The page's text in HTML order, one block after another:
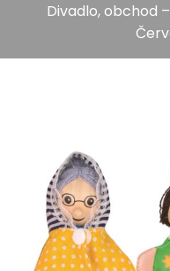
Divadlo, obchod